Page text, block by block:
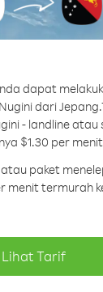
dapat
dari Jepang.
- landline atau
$1.30 per
paket
menit termurah
Lihat Tarif